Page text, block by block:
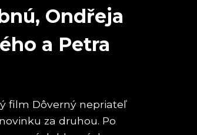
Ondřeja
a Petra
film Dôverný nepriateľ
za druhou. Po